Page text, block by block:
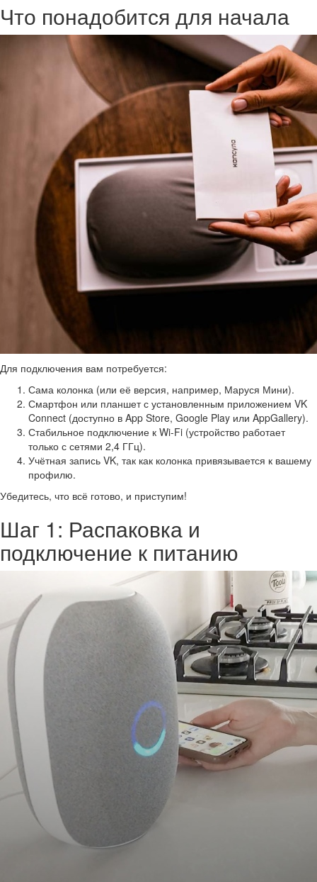
Что понадобится для начала
Для подключения вам потребуется:
Сама колонка (или её версия, например, Маруся Мини).
Смартфон или планшет с установленным приложением VK
Connect (доступно в App Store, Google Play или AppGallery).
Стабильное подключение к Wi-Fi (устройство работает
только с сетями 2,4 ГГц).
Учётная запись VK, так как колонка привязывается к вашему
профилю.
Убедитесь, что всё готово, и приступим!
Шаг 1: Распаковка и
подключение к питанию